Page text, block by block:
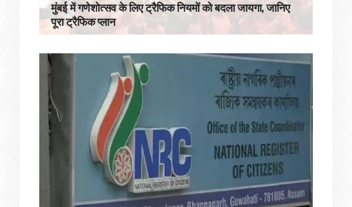
मुंबई में गणेशोत्सव के लिए ट्रैफिक नियमों को बदला जायगा, जानिए
पूरा ट्रैफिक प्लान